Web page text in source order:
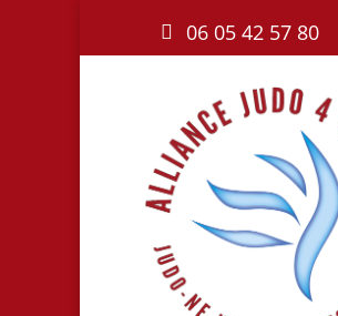
06 05 42 57 80